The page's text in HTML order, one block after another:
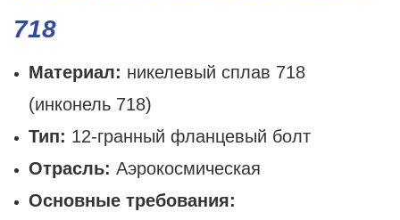
718
Материал: никелевый сплав 718
(инконель 718)
Тип: 12-гранный фланцевый болт
Отрасль: Аэрокосмическая
Основные требования: